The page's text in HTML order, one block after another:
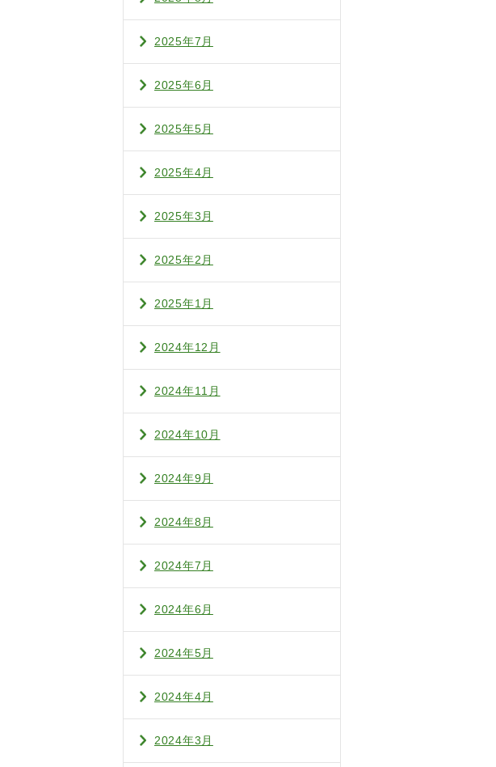
2025年7月
2025年6月
2025年5月
2025年4月
2025年3月
2025年2月
2025年1月
2024年12月
2024年11月
2024年10月
2024年9月
2024年8月
2024年7月
2024年6月
2024年5月
2024年4月
2024年3月